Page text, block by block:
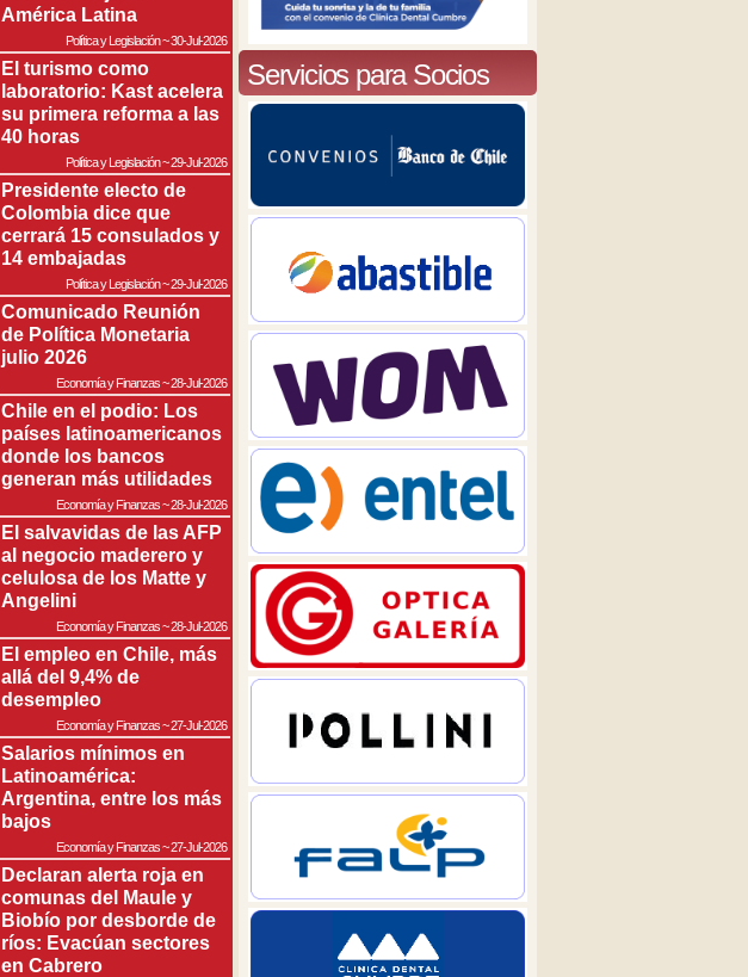
América Latina
Política y Legislación~30-Jul-2026
El turismo como
laboratorio: Kast acelera
su primera reforma a las
40 horas
Política y Legislación~29-Jul-2026
Presidente electo de
Colombia dice que
cerrará 15 consulados y
14 embajadas
Política y Legislación~29-Jul-2026
Comunicado Reunión
de Política Monetaria
julio 2026
Economía y Finanzas~28-Jul-2026
Chile en el podio: Los
países latinoamericanos
donde los bancos
generan más utilidades
Economía y Finanzas~28-Jul-2026
El salvavidas de las AFP
al negocio maderero y
celulosa de los Matte y
Angelini
Economía y Finanzas~28-Jul-2026
El empleo en Chile, más
allá del 9,4% de
desempleo
Economía y Finanzas~27-Jul-2026
Salarios mínimos en
Latinoamérica:
Argentina, entre los más
bajos
Economía y Finanzas~27-Jul-2026
Declaran alerta roja en
comunas del Maule y
Biobío por desborde de
ríos: Evacúan sectores
en Cabrero
Servicios para Socios